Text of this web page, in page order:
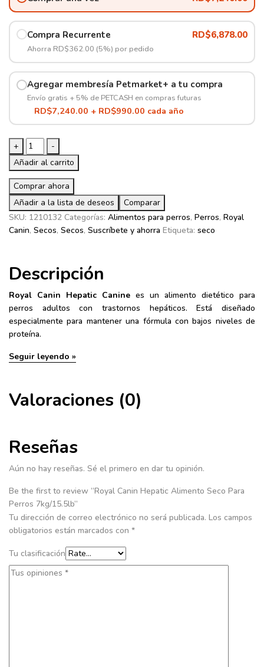
Compra Recurrente RD$6,878.00
Ahorra RD$362.00 (5%) por pedido
Agregar membresía Petmarket+ a tu compra
Envío gratis + 5% de PETCASH en compras futuras
RD$7,240.00 + RD$990.00 cada año
+
Royal
Canin
Hepatic
Alimento
Seco
Para
Perros
7kg/15.5lb
-
Añadir al carrito
Comprar ahora
Añadir a la lista de deseos
Comparar
SKU: 1210132 Categorías: Alimentos para perros, Perros, Royal
Canin, Secos, Secos, Suscríbete y ahorra Etiqueta: seco
Descripción
Royal Canin Hepatic Canine es un alimento dietético para
perros adultos con trastornos hepáticos. Está diseñado
especialmente para mantener una fórmula con bajos niveles de
proteína.
Seguir leyendo »
Valoraciones (0)
Reseñas
Aún no hay reseñas. Sé el primero en dar tu opinión.
Be the first to review “Royal Canin Hepatic Alimento Seco Para
Perros 7kg/15.5lb”
Tu dirección de correo electrónico no será publicada. Los campos
obligatorios están marcados con *
Tu clasificación